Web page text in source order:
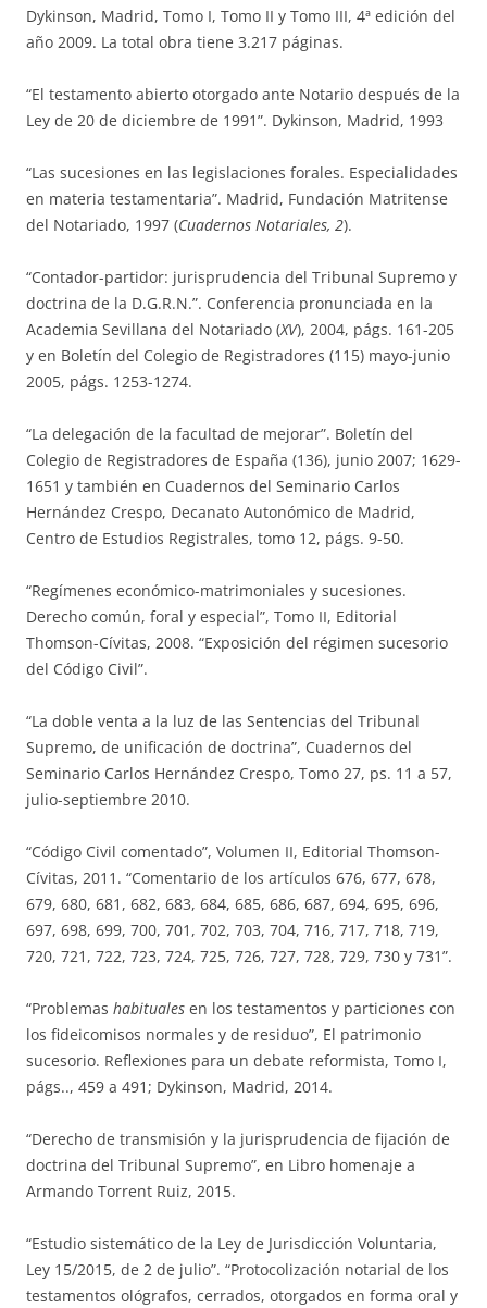
Dykinson, Madrid, Tomo I, Tomo II y Tomo III, 4ª edición del
año 2009. La total obra tiene 3.217 páginas.
“El testamento abierto otorgado ante Notario después de la
Ley de 20 de diciembre de 1991”. Dykinson, Madrid, 1993
“Las sucesiones en las legislaciones forales. Especialidades
en materia testamentaria”. Madrid, Fundación Matritense
del Notariado, 1997 (Cuadernos Notariales, 2).
“Contador-partidor: jurisprudencia del Tribunal Supremo y
doctrina de la D.G.R.N.”. Conferencia pronunciada en la
Academia Sevillana del Notariado (XV), 2004, págs. 161-205
y en Boletín del Colegio de Registradores (115) mayo-junio
2005, págs. 1253-1274.
“La delegación de la facultad de mejorar”. Boletín del
Colegio de Registradores de España (136), junio 2007; 1629-
1651 y también en Cuadernos del Seminario Carlos
Hernández Crespo, Decanato Autonómico de Madrid,
Centro de Estudios Registrales, tomo 12, págs. 9-50.
“Regímenes económico-matrimoniales y sucesiones.
Derecho común, foral y especial”, Tomo II, Editorial
Thomson-Cívitas, 2008. “Exposición del régimen sucesorio
del Código Civil”.
“La doble venta a la luz de las Sentencias del Tribunal
Supremo, de unificación de doctrina”, Cuadernos del
Seminario Carlos Hernández Crespo, Tomo 27, ps. 11 a 57,
julio-septiembre 2010.
“Código Civil comentado”, Volumen II, Editorial Thomson-
Cívitas, 2011. “Comentario de los artículos 676, 677, 678,
679, 680, 681, 682, 683, 684, 685, 686, 687, 694, 695, 696,
697, 698, 699, 700, 701, 702, 703, 704, 716, 717, 718, 719,
720, 721, 722, 723, 724, 725, 726, 727, 728, 729, 730 y 731”.
“Problemas habituales en los testamentos y particiones con
los fideicomisos normales y de residuo”, El patrimonio
sucesorio. Reflexiones para un debate reformista, Tomo I,
págs.., 459 a 491; Dykinson, Madrid, 2014.
“Derecho de transmisión y la jurisprudencia de fijación de
doctrina del Tribunal Supremo”, en Libro homenaje a
Armando Torrent Ruiz, 2015.
“Estudio sistemático de la Ley de Jurisdicción Voluntaria,
Ley 15/2015, de 2 de julio”. “Protocolización notarial de los
testamentos ológrafos, cerrados, otorgados en forma oral y